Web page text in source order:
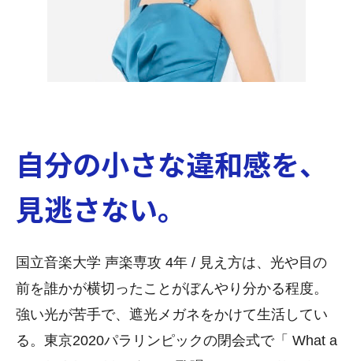
自分の小さな違和感を、
見逃さない。
国立音楽大学 声楽専攻 4年 / 見え方は、光や目の
前を誰かが横切ったことがぼんやり分かる程度。
強い光が苦手で、遮光メガネをかけて生活してい
る。東京2020パラリンピックの閉会式で「 What a